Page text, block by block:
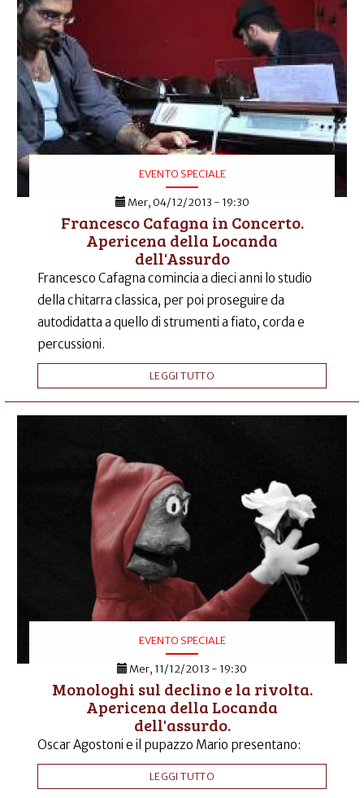
EVENTO SPECIALE
Mer, 04/12/2013 - 19:30
Francesco Cafagna in Concerto.
Apericena della Locanda
dell'Assurdo
Francesco Cafagna comincia a dieci anni lo studio
della chitarra classica, per poi proseguire da
autodidatta a quello di strumenti a fiato, corda e
percussioni.
LEGGI TUTTO
EVENTO SPECIALE
Mer, 11/12/2013 - 19:30
Monologhi sul declino e la rivolta.
Apericena della Locanda
dell'assurdo.
Oscar Agostoni e il pupazzo Mario presentano:
LEGGI TUTTO